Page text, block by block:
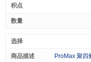
ProMax 聚四